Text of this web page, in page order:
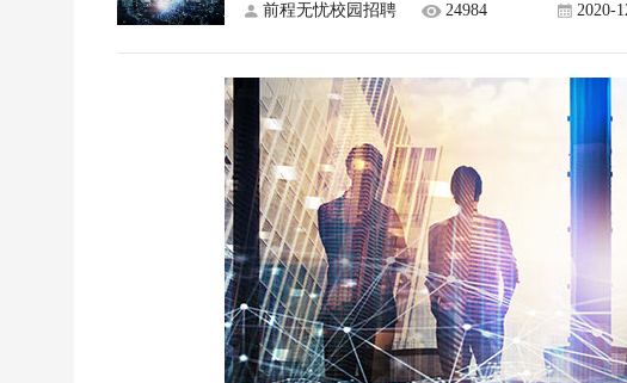
前程无忧校园招聘 24984 2020-